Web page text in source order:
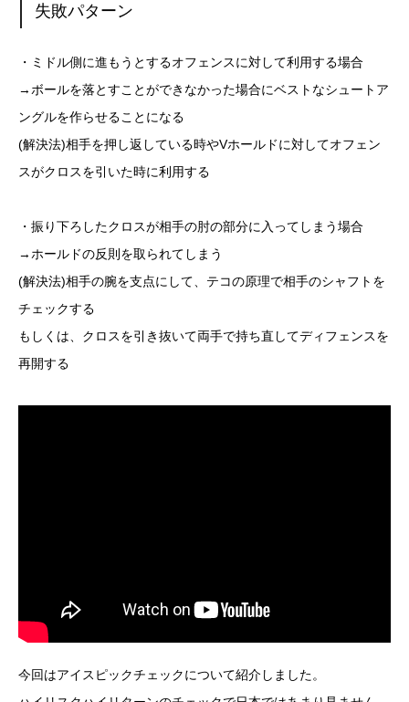
失敗パターン
・ミドル側に進もうとするオフェンスに対して利用する場合
→ボールを落とすことができなかった場合にベストなシュートア
ングルを作らせることになる
(解決法)相手を押し返している時やVホールドに対してオフェン
スがクロスを引いた時に利用する
・振り下ろしたクロスが相手の肘の部分に入ってしまう場合
→ホールドの反則を取られてしまう
(解決法)相手の腕を支点にして、テコの原理で相手のシャフトを
チェックする
もしくは、クロスを引き抜いて両手で持ち直してディフェンスを
再開する
今回はアイスピックチェックについて紹介しました。